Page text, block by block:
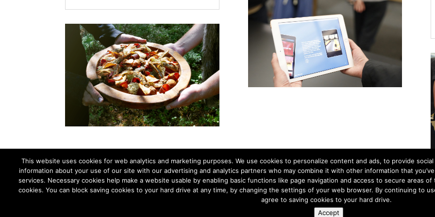
Tallinn and Helsinki. Two capital cities so close together are unique in the
We combine the advantages of both cities to create a truly amazing program for
This website uses cookies for web analytics and marketing purposes. We use cookies to personalize content and ads, to provide
information about your use of our site with our advertising and analytics partners who may combine it with other information that
services. Necessary cookies help make a website usable by enabling basic functions like page navigation and access to secure areas
cookies. You can block saving cookies to your hard drive at any time, by changing the settings of your web browser. By continuing to
agree to saving cookies to your hard drive.
Accept